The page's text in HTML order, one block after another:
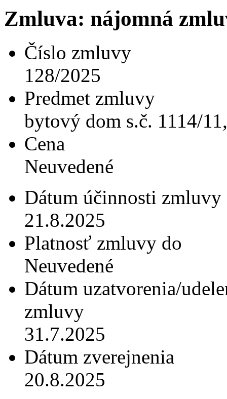
Zmluva: nájomná
Číslo zmluvy
128/2025
Predmet zmluvy
bytový dom s.č. 1114/
Cena
Neuvedené
Dátum účinnosti zmluvy
21.8.2025
Platnosť zmluvy do
Neuvedené
Dátum uzatvorenia/
zmluvy
31.7.2025
Dátum zverejnenia
20.8.2025